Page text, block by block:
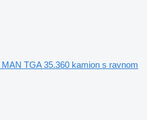
MAN TGA 35.360 kamion s ravnom